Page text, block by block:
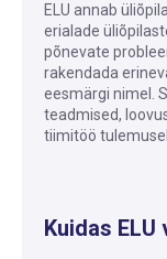
ELU annab
erialade
põnevate
rakendada
eesmärgi nimel.
teadmised,
tiimitöö
Kuidas ELU